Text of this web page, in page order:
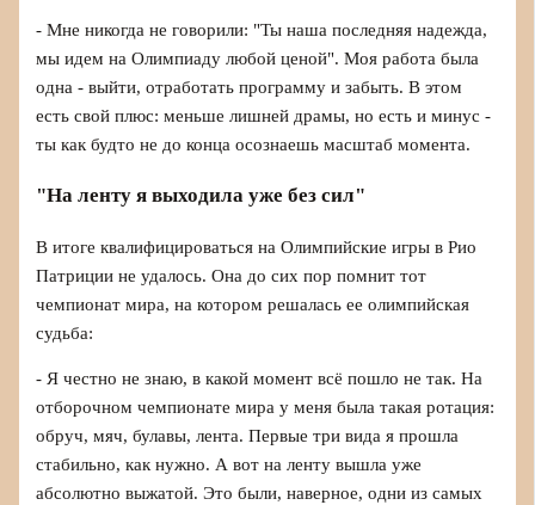
- Мне никогда не говорили: "Ты наша последняя надежда,
мы идем на Олимпиаду любой ценой". Моя работа была
одна - выйти, отработать программу и забыть. В этом
есть свой плюс: меньше лишней драмы, но есть и минус -
ты как будто не до конца осознаешь масштаб момента.
"На ленту я выходила уже без сил"
В итоге квалифицироваться на Олимпийские игры в Рио
Патриции не удалось. Она до сих пор помнит тот
чемпионат мира, на котором решалась ее олимпийская
судьба:
- Я честно не знаю, в какой момент всё пошло не так. На
отборочном чемпионате мира у меня была такая ротация:
обруч, мяч, булавы, лента. Первые три вида я прошла
стабильно, как нужно. А вот на ленту вышла уже
абсолютно выжатой. Это были, наверное, одни из самых